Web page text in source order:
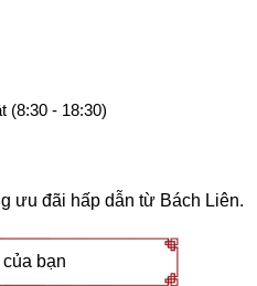
(8:30 - 18:30)
ưu đãi hấp dẫn từ Bách Liên.